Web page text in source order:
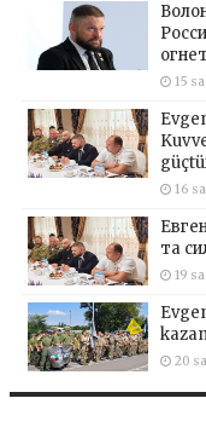
15
16
та
19
20